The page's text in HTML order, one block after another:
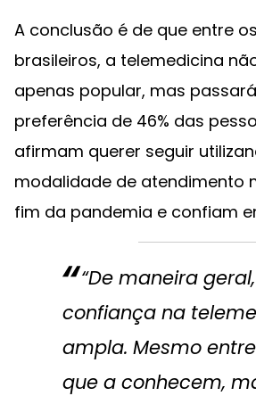
A conclusão é de que entre
brasileiros, a telemedicina
apenas popular, mas
preferência de 46% das
afirmam querer seguir
modalidade de atendimento
fim da pandemia e confiam
“De maneira
confiança na
ampla. Mesmo
que a conhecem,